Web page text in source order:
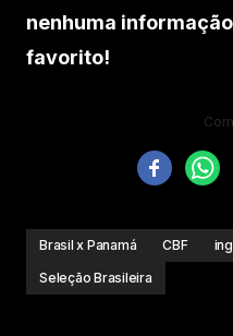
nenhuma
favorito!
Brasil x Panamá CBF
Seleção Brasileira